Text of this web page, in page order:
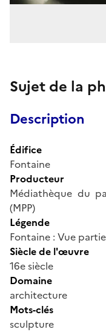
Sujet de la
Description
Édifice
Fontaine
Producteur
Médiathèque du
(MPP)
Légende
Fontaine : Vue
Siècle de l'œuvre
16e siècle
Domaine
architecture
Mots-clés
sculpture